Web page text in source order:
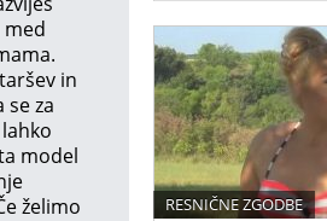
in
za
model
želimo
mineva čas in kako
trenutki. Teh se ne
uživati v vsakem od
spomini.
RESNIČNE ZGODBE